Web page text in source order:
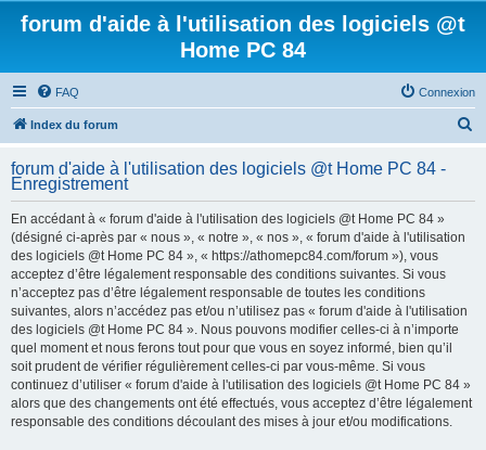
forum d'aide à l'utilisation des logiciels @t
Home PC 84
FAQ Connexion
Index du forum
h
forum d'aide à l'utilisation des logiciels @t Home PC 84 -
Enregistrement
En accédant à « forum d'aide à l'utilisation des logiciels @t Home PC 84 »
(désigné ci-après par « nous », « notre », « nos », « forum d'aide à l'utilisation
des logiciels @t Home PC 84 », « https://athomepc84.com/forum »), vous
acceptez d’être légalement responsable des conditions suivantes. Si vous
n’acceptez pas d’être légalement responsable de toutes les conditions
suivantes, alors n’accédez pas et/ou n’utilisez pas « forum d'aide à l'utilisation
des logiciels @t Home PC 84 ». Nous pouvons modifier celles-ci à n’importe
quel moment et nous ferons tout pour que vous en soyez informé, bien qu’il
soit prudent de vérifier régulièrement celles-ci par vous-même. Si vous
continuez d’utiliser « forum d'aide à l'utilisation des logiciels @t Home PC 84 »
alors que des changements ont été effectués, vous acceptez d’être légalement
responsable des conditions découlant des mises à jour et/ou modifications.